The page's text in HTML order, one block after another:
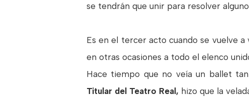
se tendrán que unir para resolver
Es en el tercer acto cuando se vuelve
en otras ocasiones a todo el elenco
Hace tiempo que no veía un ballet
Titular del Teatro Real, hizo que la